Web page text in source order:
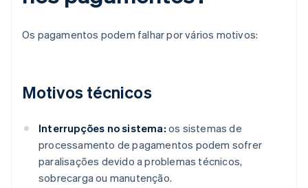
Os pagamentos podem falhar por vários motivos:
Motivos técnicos
Interrupções no sistema: os sistemas de
processamento de pagamentos podem sofrer
paralisações devido a problemas técnicos,
sobrecarga ou manutenção.